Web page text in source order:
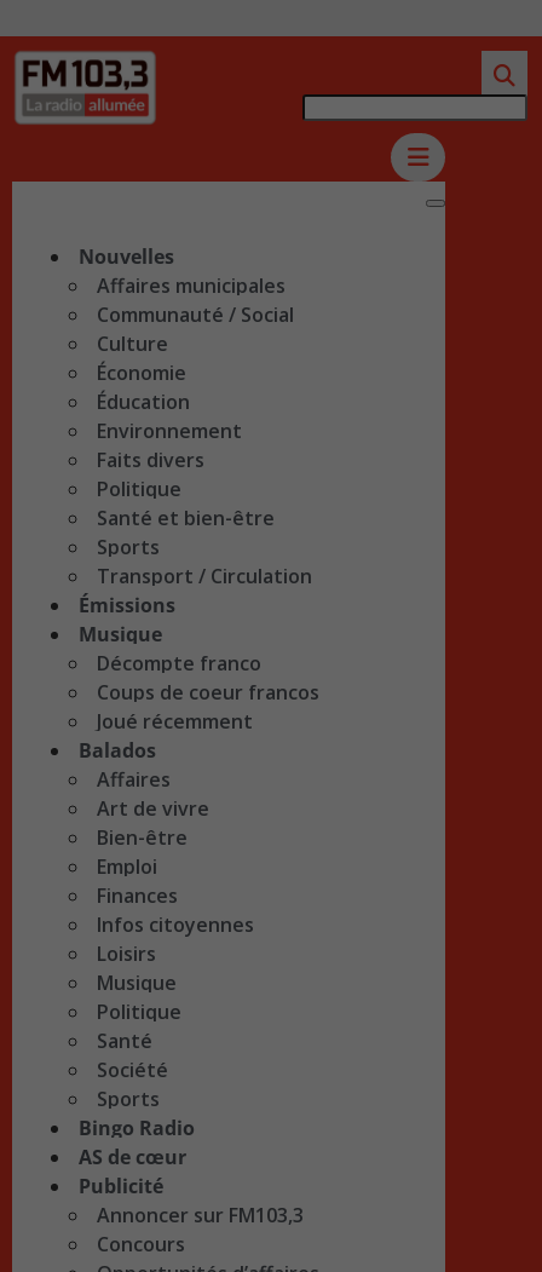
Nouvelles
Affaires municipales
Communauté / Social
Culture
Économie
Éducation
Environnement
Faits divers
Politique
Santé et bien-être
Sports
Transport / Circulation
Émissions
Musique
Décompte franco
Coups de coeur francos
Joué récemment
Balados
Affaires
Art de vivre
Bien-être
Emploi
Finances
Infos citoyennes
Loisirs
Musique
Politique
Santé
Société
Sports
Bingo Radio
AS de cœur
Publicité
Annoncer sur FM103,3
Concours